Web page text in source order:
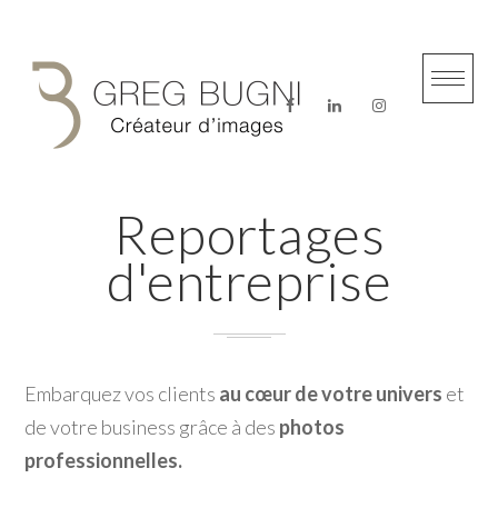
content
Reportages
d'entreprise
Embarquez vos clients au cœur de votre univers et
de votre business grâce à des photos
professionnelles.